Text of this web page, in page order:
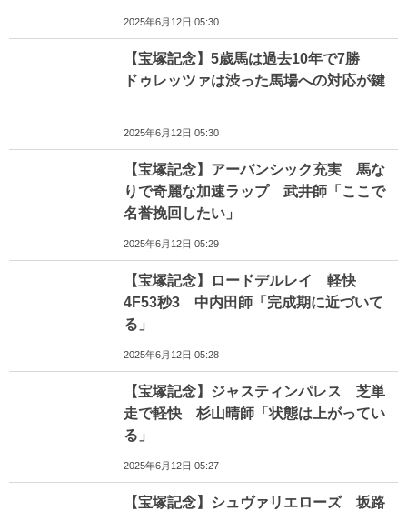
2025年6月12日 05:30
【宝塚記念】5歳馬は過去10年で7勝
ドゥレッツァは渋った馬場への対応が鍵
2025年6月12日 05:30
【宝塚記念】アーバンシック充実 馬な
りで奇麗な加速ラップ 武井師「ここで
名誉挽回したい」
2025年6月12日 05:29
【宝塚記念】ロードデルレイ 軽快
4F53秒3 中内田師「完成期に近づいて
る」
2025年6月12日 05:28
【宝塚記念】ジャスティンパレス 芝単
走で軽快 杉山晴師「状態は上がってい
る」
2025年6月12日 05:27
【宝塚記念】シュヴァリエローズ 坂路